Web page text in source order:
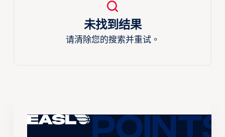
未找到结果
请清除您的搜索并重试。